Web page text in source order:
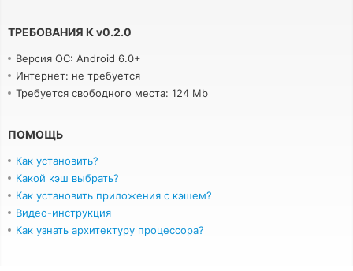
ТРЕБОВАНИЯ К v0.2.0
Версия ОС: Android 6.0+
Интернет: не требуется
Требуется свободного места: 124 Mb
ПОМОЩЬ
Как установить?
Какой кэш выбрать?
Как установить приложения с кэшем?
Видео-инструкция
Как узнать архитектуру процессора?